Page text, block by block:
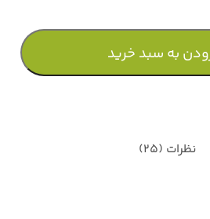
به سبد خرید
نظرات (25)